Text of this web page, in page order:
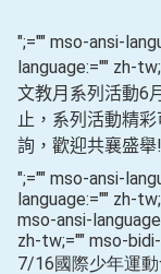
";="" mso-ansi-
language:="" zh-
文教月系列活動6月
止，系列活動精
詢，歡迎共襄盛舉!
";="" mso-ansi-
language:="" zh-
mso-ansi-
zh-tw;="" mso-
7/16國際少年運